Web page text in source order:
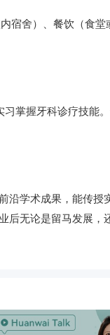
宿舍）、餐饮（食
掌握牙科诊疗技能
学术成果，能传授
后无论是留马发展，